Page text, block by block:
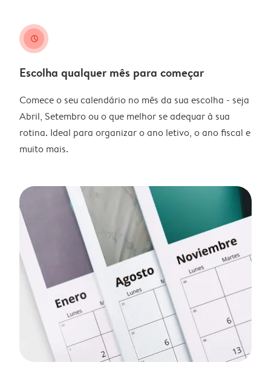
clock
Escolha qualquer mês para começar
Comece o seu calendário no mês da sua escolha - seja
Abril, Setembro ou o que melhor se adequar à sua
rotina. Ideal para organizar o ano letivo, o ano fiscal e
muito mais.